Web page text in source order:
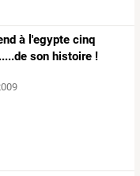
à l'egypte cinq
son histoire !